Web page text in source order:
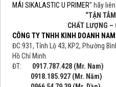
MÁI SIKALASTIC U PRIMER” hãy
“TẬN
CHẤT LƯỢNG –
CÔNG TY TNHH KINH DOANH
ĐC:931, Tỉnh Lộ 43, KP2, Phường
Hồ Chí Minh.
ĐT: 0917.787.428 (Mr. Nam)
0918.185.927 (Mr. Năm)